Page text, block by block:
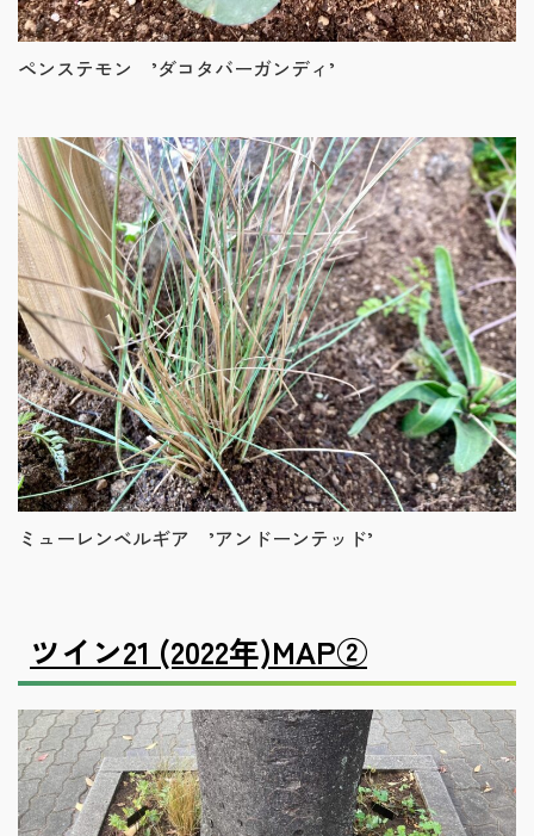
ペンステモン ’ダコタバーガンディ’
ミューレンベルギア ’アンドーンテッド’
ツイン21 (2022年)MAP②